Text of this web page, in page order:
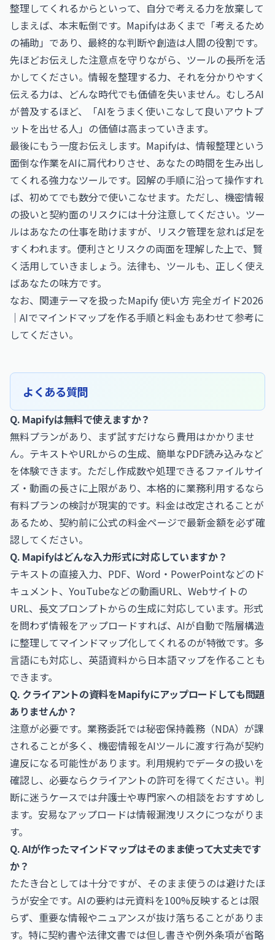
整理してくれるからといって、自分で考える力を放棄して
しまえば、本末転倒です。Mapifyはあくまで「考えるため
の補助」であり、最終的な判断や創造は人間の役割です。
先ほどお伝えした注意点を守りながら、ツールの長所を活
かしてください。情報を整理する力、それを分かりやすく
伝える力は、どんな時代でも価値を失いません。むしろAI
が普及するほど、「AIをうまく使いこなして良いアウトプ
ットを出せる人」の価値は高まっていきます。
最後にもう一度お伝えします。Mapifyは、情報整理という
面倒な作業をAIに肩代わりさせ、あなたの時間を生み出し
てくれる強力なツールです。図解の手順に沿って操作すれ
ば、初めてでも数分で使いこなせます。ただし、機密情報
の扱いと契約面のリスクには十分注意してください。ツー
ルはあなたの仕事を助けますが、リスク管理を怠れば足を
すくわれます。便利さとリスクの両面を理解した上で、賢
く活用していきましょう。法律も、ツールも、正しく使え
ばあなたの味方です。
なお、関連テーマを扱ったMapify 使い方 完全ガイド2026
｜AIでマインドマップを作る手順と料金もあわせて参考に
してください。
よくある質問
Q. Mapifyは無料で使えますか？
無料プランがあり、まず試すだけなら費用はかかりませ
ん。テキストやURLからの生成、簡単なPDF読み込みなど
を体験できます。ただし作成数や処理できるファイルサイ
ズ・動画の長さに上限があり、本格的に業務利用するなら
有料プランの検討が現実的です。料金は改定されることが
あるため、契約前に公式の料金ページで最新金額を必ず確
認してください。
Q. Mapifyはどんな入力形式に対応していますか？
テキストの直接入力、PDF、Word・PowerPointなどのド
キュメント、YouTubeなどの動画URL、Webサイトの
URL、長文プロンプトからの生成に対応しています。形式
を問わず情報をアップロードすれば、AIが自動で階層構造
に整理してマインドマップ化してくれるのが特徴です。多
言語にも対応し、英語資料から日本語マップを作ることも
できます。
Q. クライアントの資料をMapifyにアップロードしても問題
ありませんか？
注意が必要です。業務委託では秘密保持義務（NDA）が課
されることが多く、機密情報をAIツールに渡す行為が契約
違反になる可能性があります。利用規約でデータの扱いを
確認し、必要ならクライアントの許可を得てください。判
断に迷うケースでは弁護士や専門家への相談をおすすめし
ます。安易なアップロードは情報漏洩リスクにつながりま
す。
Q. AIが作ったマインドマップはそのまま使って大丈夫です
か？
たたき台としては十分ですが、そのまま使うのは避けたほ
うが安全です。AIの要約は元資料を100%反映するとは限
らず、重要な情報やニュアンスが抜け落ちることがありま
す。特に契約書や法律文書では但し書きや例外条項が省略